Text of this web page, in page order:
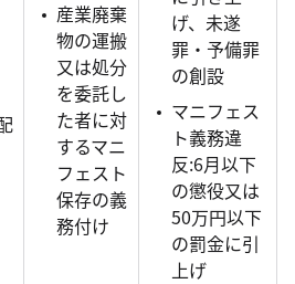
産業廃棄
物の運搬
又は処分
を委託し
た者に対
するマニ
フェスト
保存の義
務付け
げ、未遂
罪・予備罪
の創設
マニフェス
ト義務違
反:6月以下
の懲役又は
50万円以下
の罰金に引
上げ